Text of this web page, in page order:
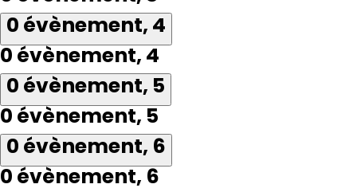
0 évènement, 4
0 évènement, 4
0 évènement, 5
0 évènement, 5
0 évènement, 6
0 évènement, 6